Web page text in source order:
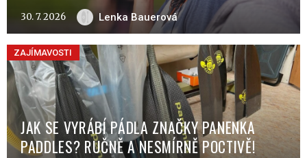
30. 7. 2026 Lenka Bauerová
ZAJÍMAVOSTI
JAK SE VYRÁBÍ PÁDLA ZNAČKY PANENKA
PADDLES? RUČNĚ A NESMÍRNĚ POCTIVĚ!